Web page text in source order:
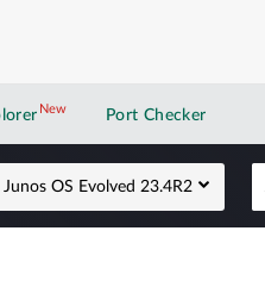
NewNew application
Port Checker
Junos OS Evolved 23.4R2